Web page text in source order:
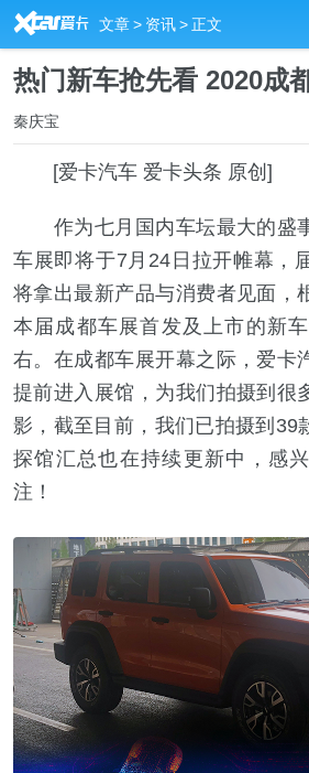
R 文章> 资讯>正文
热门新车抢先看 2020成
秦庆宝
[爱卡汽车 爱卡头条 原创]
作为七月国内车坛最大的盛
车展即将于7月24日拉开帷幕，
将拿出最新产品与消费者见面，
本届成都车展首发及上市的新
右。在成都车展开幕之际，爱卡
提前进入展馆，为我们拍摄到很
影，截至目前，我们已拍摄到39
探馆汇总也在持续更新中，感
注！